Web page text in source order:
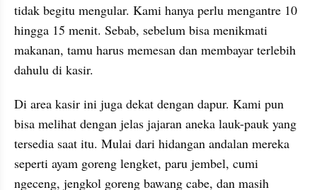
tidak begitu mengular. Kami hanya perlu mengantre 10
hingga 15 menit. Sebab, sebelum bisa menikmati
makanan, tamu harus memesan dan membayar terlebih
dahulu di kasir.
Di area kasir ini juga dekat dengan dapur. Kami pun
bisa melihat dengan jelas jajaran aneka lauk-pauk yang
tersedia saat itu. Mulai dari hidangan andalan mereka
seperti ayam goreng lengket, paru jembel, cumi
ngeceng, jengkol goreng bawang cabe, dan masih